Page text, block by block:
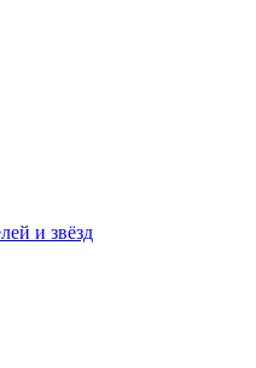
и звёзд